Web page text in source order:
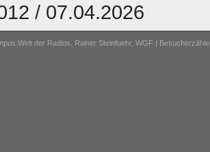
/ 07.04.2026
Welt der Radios. Rainer Steinfuehr, WGF |